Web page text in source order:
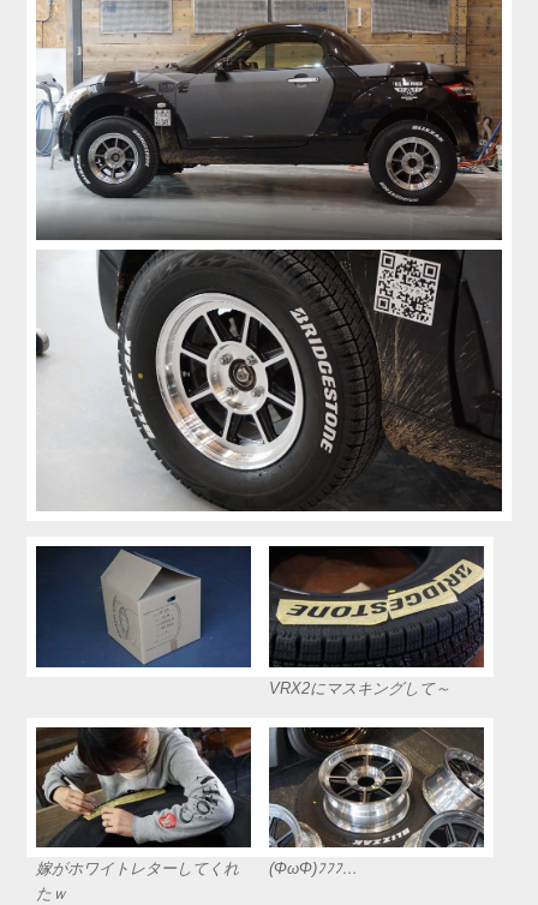
VRX2にマスキングして～
嫁がホワイトレターしてくれ
たｗ
(ΦωΦ)ﾌﾌﾌ…